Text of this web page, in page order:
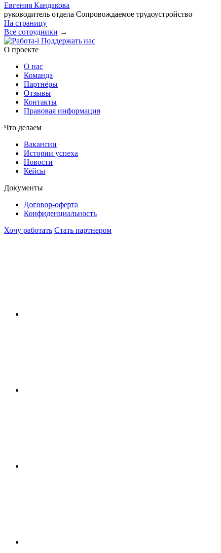
Евгения Кандакова
руководитель отдела Сопровождаемое трудоустройство
На страницу
Все сотрудники →
Поддержать нас
O проекте
О нас
Команда
Партнёры
Отзывы
Контакты
Правовая информация
Что делаем
Вакансии
Истории успеха
Новости
Кейсы
Документы
Договор-оферта
Конфиденциальность
Хочу работать Стать партнером